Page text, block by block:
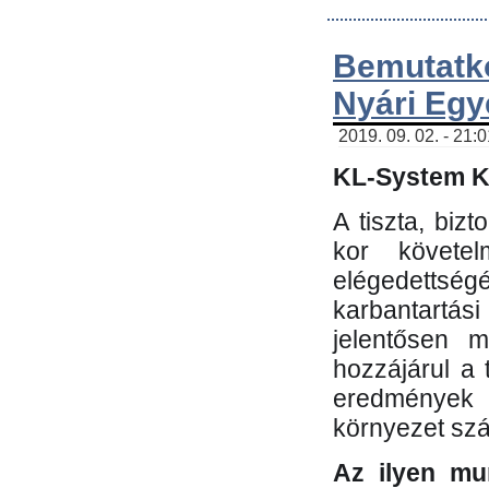
Nyári
2019. 09. 02. -
KL-System
A tiszta,
kor
jelentősen
hozzájárul a
környezet
Az ilyen